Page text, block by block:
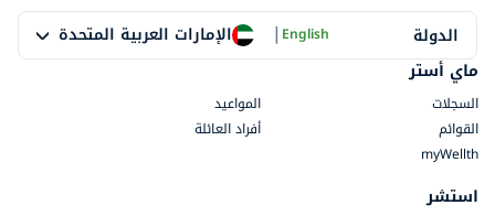
الدولة الإمارات العربية المتحدة |English
ماي أستر
السجلات
المواعيد
القوائم
أفراد العائلة
myWellth
استشر